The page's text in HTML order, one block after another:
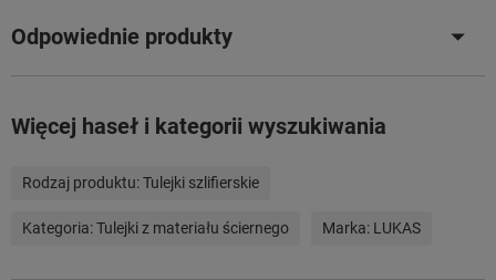
Odpowiednie produkty
Więcej haseł i kategorii wyszukiwania
Rodzaj produktu:Tulejki szlifierskie
Kategoria:Tulejki z materiału ściernego Marka: LUKAS